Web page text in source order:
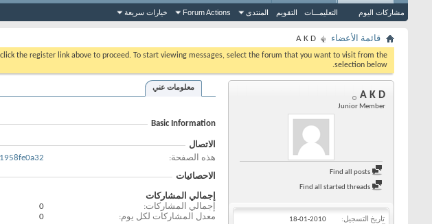
مشاركات اليوم التعليمـــات التقويم المنتدى Forum Actions خيارات سريعة
قائمة الأعضاء A K D
the register link above to proceed. To start viewing messages, select the forum that you want to visit from the
selection below.
A K D
Junior Member
تاريخ التسجيل
18-01-2010
معلومات عني
Basic Information
الاتصال
هذه الصفحة
الاحصائيات
إجمالي المشاركات
إجمالي المشاركات
0
معدل المشاركات لكل يوم
0